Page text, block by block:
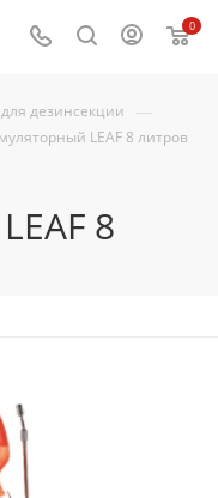
0
дезинсекции —
LEAF 8 литров
8